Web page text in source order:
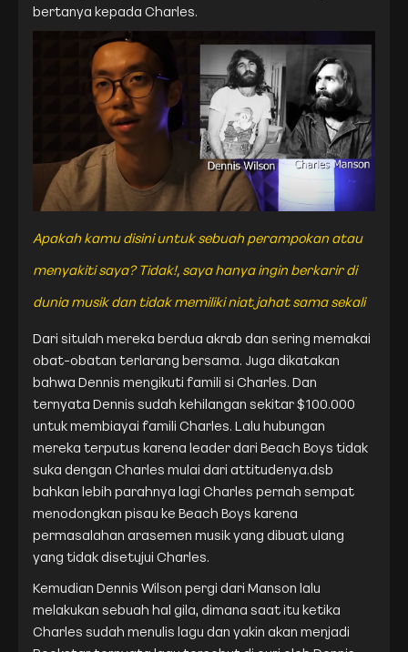
bertanya kepada Charles.
Apakah kamu disini untuk sebuah perampokan atau
menyakiti saya? Tidak!, saya hanya ingin berkarir di
dunia musik dan tidak memiliki niat jahat sama sekali
Dari situlah mereka berdua akrab dan sering memakai
obat-obatan terlarang bersama. Juga dikatakan
bahwa Dennis mengikuti famili si Charles. Dan
ternyata Dennis sudah kehilangan sekitar $100.000
untuk membiayai famili Charles. Lalu hubungan
mereka terputus karena leader dari Beach Boys tidak
suka dengan Charles mulai dari attitudenya.dsb
bahkan lebih parahnya lagi Charles pernah sempat
menodongkan pisau ke Beach Boys karena
permasalahan arasemen musik yang dibuat ulang
yang tidak disetujui Charles.
Kemudian Dennis Wilson pergi dari Manson lalu
melakukan sebuah hal gila, dimana saat itu ketika
Charles sudah menulis lagu dan yakin akan menjadi